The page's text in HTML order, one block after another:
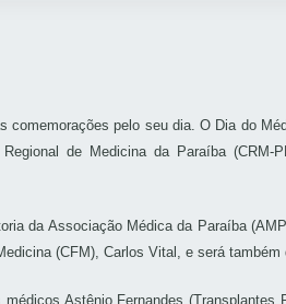
pelo seu dia. O Dia do
de Medicina da Paraíba
da Associação Médica da Paraíba
(CFM), Carlos Vital, e será também
Astênio Fernandes